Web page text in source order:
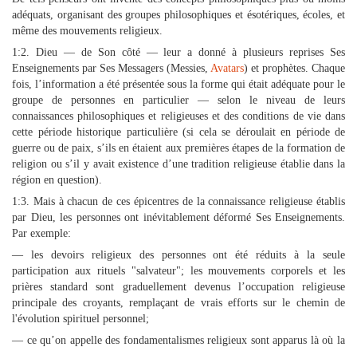
adéquats, organisant des groupes philosophiques et ésotériques, écoles, et
même des mouvements religieux.
1:2. Dieu — de Son côté — leur a donné à plusieurs reprises Ses
Enseignements par Ses Messagers (Messies, Avatars) et prophètes. Chaque
fois, l’information a été présentée sous la forme qui était adéquate pour le
groupe de personnes en particulier — selon le niveau de leurs
connaissances philosophiques et religieuses et des conditions de vie dans
cette période historique particulière (si cela se déroulait en période de
guerre ou de paix, s’ils en étaient aux premières étapes de la formation de
religion ou s’il y avait existence d’une tradition religieuse établie dans la
région en question).
1:3. Mais à chacun de ces épicentres de la connaissance religieuse établis
par Dieu, les personnes ont inévitablement déformé Ses Enseignements.
Par exemple:
— les devoirs religieux des personnes ont été réduits à la seule
participation aux rituels "salvateur"; les mouvements corporels et les
prières standard sont graduellement devenus l’occupation religieuse
principale des croyants, remplaçant de vrais efforts sur le chemin de
l'évolution spirituel personnel;
— ce qu’on appelle des fondamentalismes religieux sont apparus là où la